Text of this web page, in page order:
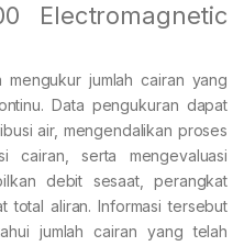
Electromagnetic
jumlah cairan yang
Data pengukuran dapat
air, mengendalikan proses
cairan, serta mengevaluasi
debit sesaat, perangkat
total aliran. Informasi tersebut
jumlah cairan yang telah